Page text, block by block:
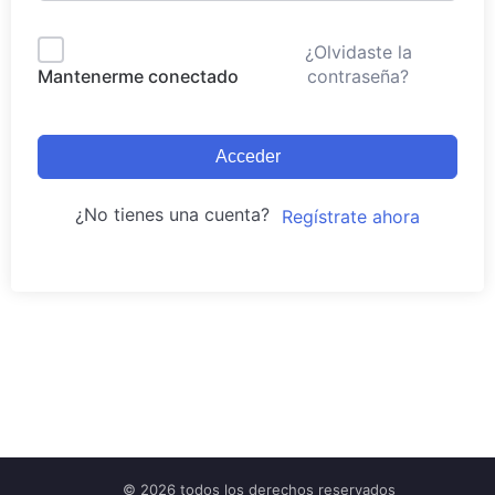
Mantenerme conectado
¿Olvidaste la
contraseña?
Acceder
¿No tienes una cuenta? Regístrate ahora
© 2026 todos los derechos reservados